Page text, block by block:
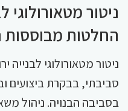
ניטור
החלטות מבוססות
ניטור מטאורולוגי לבנייה
סביבתי, בבקרת ביצועים
בסביבה הבנויה. ניהול